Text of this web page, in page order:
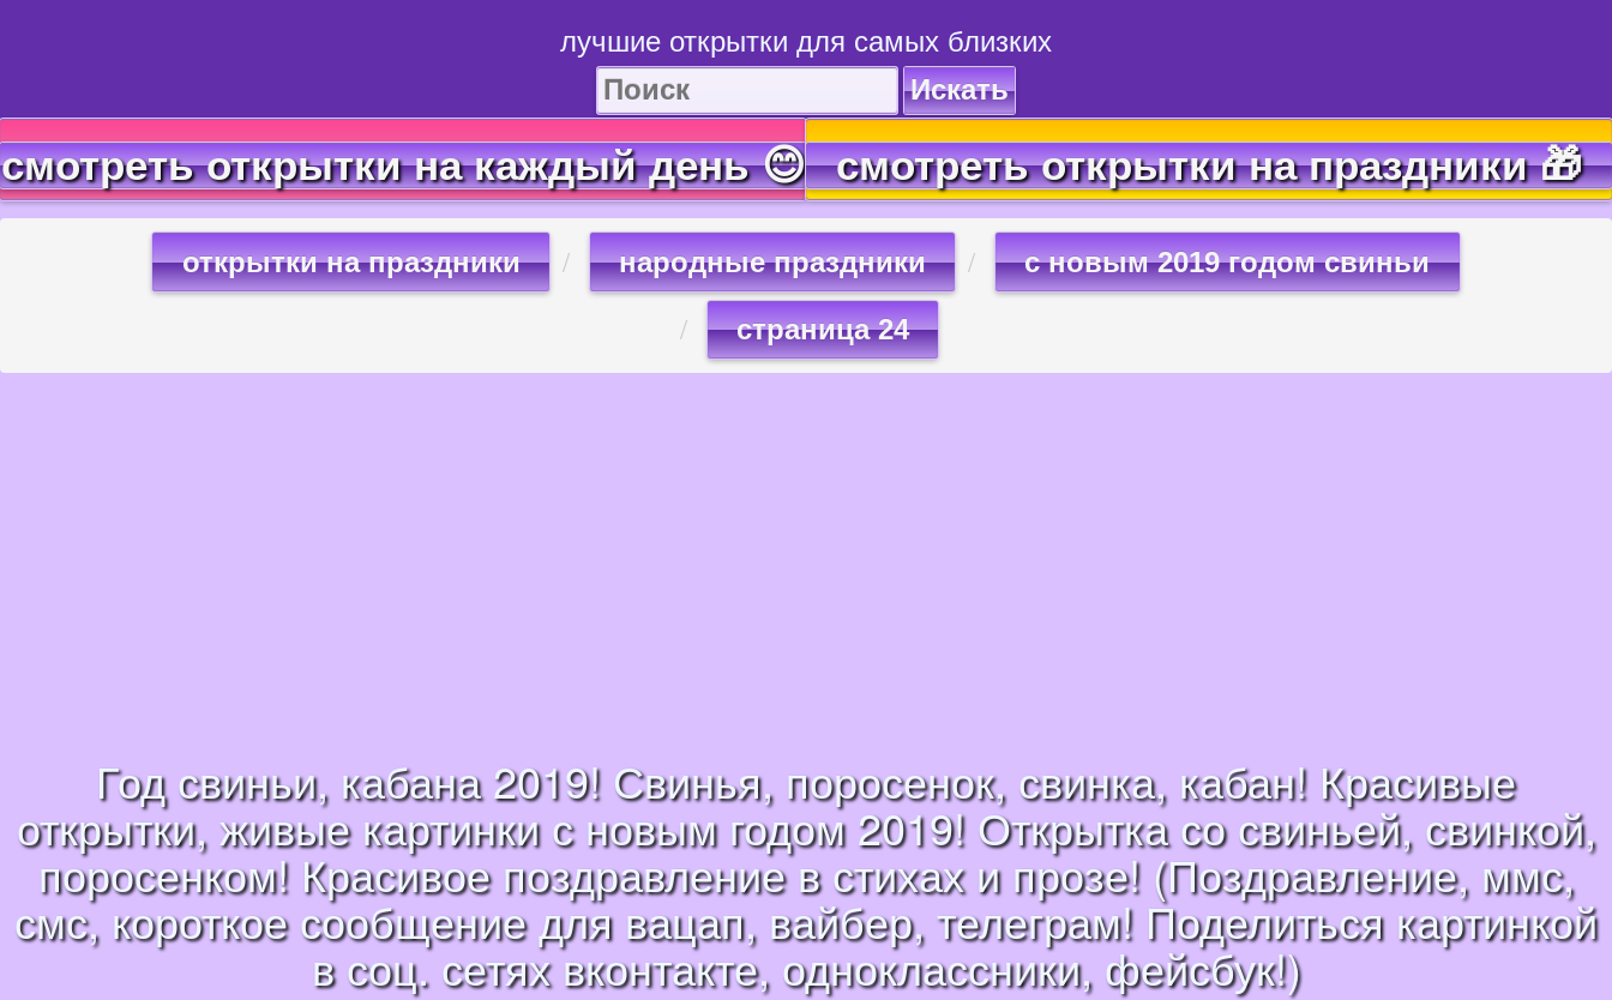
лучшие открытки для самых близких
Искать
смотреть открытки на каждый день 😊 смотреть открытки на праздники 🎁
открытки на праздники народные праздники с новым 2019 годом свиньи
страница 24
Год свиньи, кабана 2019! Свинья, поросенок, свинка, кабан! Красивые
открытки, живые картинки с новым годом 2019! Открытка со свиньей, свинкой,
поросенком! Красивое поздравление в стихах и прозе! (Поздравление, ммс,
смс, короткое сообщение для вацап, вайбер, телеграм! Поделиться картинкой
в соц. сетях вконтакте, одноклассники, фейсбук!)